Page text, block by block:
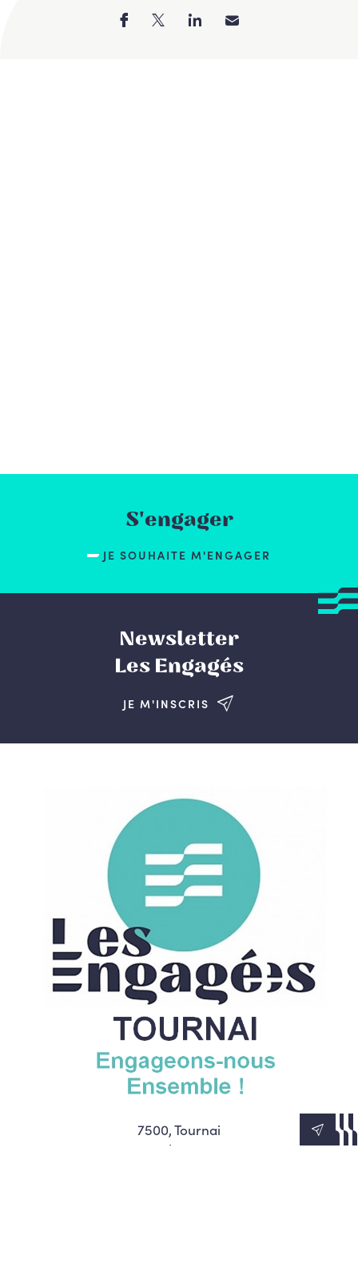
S'engager
JE SOUHAITE M'ENGAGER
Newsletter
Les Engagés
JE M'INSCRIS
7500, Tournai
Belgique